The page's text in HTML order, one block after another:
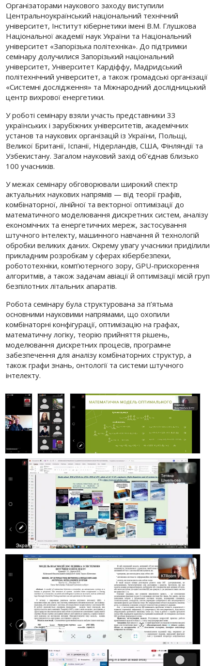
Організаторами наукового заходу виступили
Центральноукраїнський національний технічний
університет, Інститут кібернетики імені В.М. Глушкова
Національної академії наук України та Національний
університет «Запорізька політехніка». До підтримки
семінару долучилися Запорізький національний
університет, Університет Кардіффу, Мадридський
політехнічний університет, а також громадські організації
«Системні дослідження» та Міжнародний дослідницький
центр вихрової енергетики.
У роботі семінару взяли участь представники 33
українських і зарубіжних університетів, академічних
установ та наукових організацій із України, Польщі,
Великої Британії, Іспанії, Нідерландів, США, Фінляндії та
Узбекистану. Загалом науковий захід об’єднав близько
100 учасників.
У межах семінару обговорювали широкий спектр
актуальних наукових напрямів — від теорії графів,
комбінаторної, лінійної та векторної оптимізації до
математичного моделювання дискретних систем, аналізу
економічних та енергетичних мереж, застосування
штучного інтелекту, машинного навчання й технологій
обробки великих даних. Окрему увагу учасники приділили
прикладним розробкам у сферах кібербезпеки,
робототехніки, комп’ютерного зору, GPU-прискорення
алгоритмів, а також задачам авіації й оптимізації місій груп
безпілотних літальних апаратів.
Робота семінару була структурована за п’ятьма
основними науковими напрямами, що охопили
комбінаторні конфігурації, оптимізацію на графах,
математичну логіку, теорію прийняття рішень,
моделювання дискретних процесів, програмне
забезпечення для аналізу комбінаторних структур, а
також графи знань, онтології та системи штучного
інтелекту.